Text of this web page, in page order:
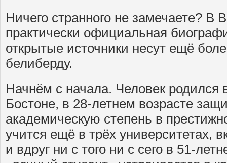
Ничего странного не замечаете? В
практически официальная
открытые источники несут ещё
белиберду.
Начнём с начала. Человек родился
Бостоне, в 28-летнем возрасте
академическую степень в
учится ещё в трёх университетах,
и вдруг ни с того ни с сего в 51-